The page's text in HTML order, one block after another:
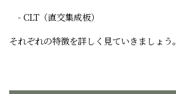
- CLT（直交集成板）
それぞれの特徴を詳しく見ていきましょう。